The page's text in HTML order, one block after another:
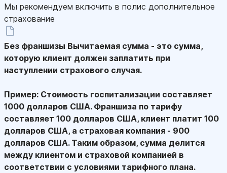
Мы рекомендуем включить в полис дополнительное
страхование
Без франшизы Вычитаемая сумма - это сумма,
которую клиент должен заплатить при
наступлении страхового случая.
Пример: Стоимость госпитализации составляет
1000 долларов США. Франшиза по тарифу
составляет 100 долларов США, клиент платит 100
долларов США, а страховая компания - 900
долларов США. Таким образом, сумма делится
между клиентом и страховой компанией в
соответствии с условиями тарифного плана.